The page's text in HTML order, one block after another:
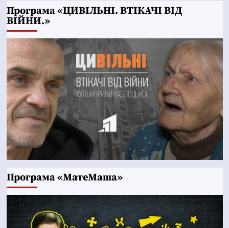
Програма «ЦИВІЛЬНІ. ВТІКАЧІ ВІД
ВІЙНИ.»
Програма «МатеМаша»